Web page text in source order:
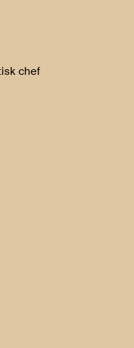
chef